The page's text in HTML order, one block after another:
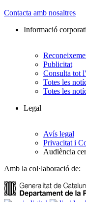
Contacta amb nosaltres
Informació
Publicitat
Consulta tot
Totes les
Totes les
Legal
Avís legal
Privacitat i
Audiència
Amb la col·laboració de: